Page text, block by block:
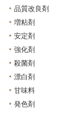
品質改良剤
増粘剤
安定剤
強化剤
殺菌剤
漂白剤
甘味料
発色剤